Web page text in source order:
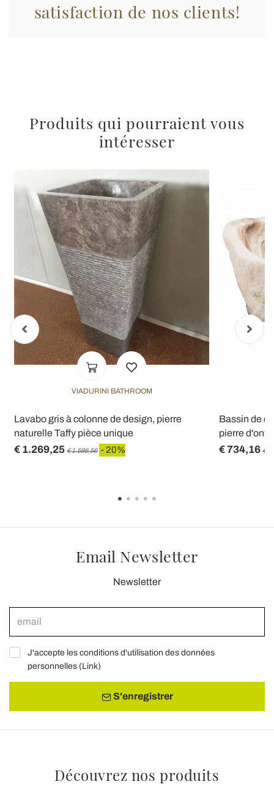
raccolto dal suo utilizzo dei loro servizi.
satisfaction de nos clients!
Produits qui pourraient vous
intéresser
VIADURINI BATHROOM
Lavabo gris à colonne de design, pierre
naturelle Taffy pièce unique
€ 1.269,25 € 1.586,56 - 20%
Bassin de
pierre
€ 734,16 €
Email Newsletter
Newsletter
J'accepte les conditions d'utilisation des données
personnelles (Link)
S'enregistrer
Découvrez nos produits